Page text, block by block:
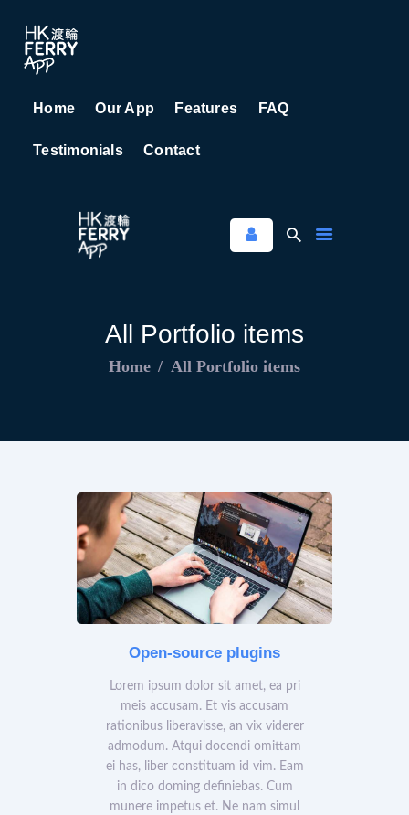
Home Our App Features FAQ
Testimonials Contact
All Portfolio items
Home All Portfolio items
OUR APP
TESTIMONIALS
CONTACT
Open-source plugins
Lorem ipsum dolor sit amet, ea pri
meis accusam. Et vis accusam
rationibus liberavisse, an vix viderer
admodum. Atqui docendi omittam
ei has, liber constituam id vim. Eam
in dico doming definiebas. Cum
munere impetus et. Ne nam simul